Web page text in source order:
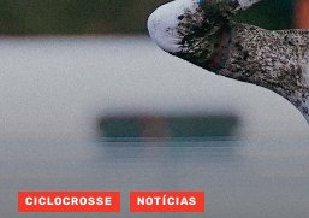
CICLOCROSSE NOTÍCIAS